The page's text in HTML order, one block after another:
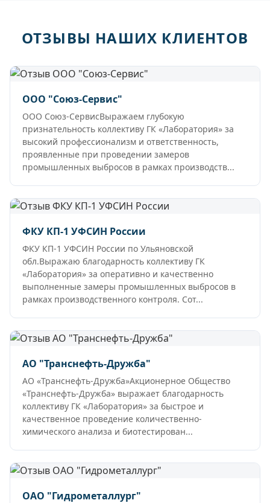
ОТЗЫВЫ НАШИХ КЛИЕНТОВ
ООО "Союз-Сервис"
ООО Союз-СервисВыражаем глубокую
признательность коллективу ГК «Лаборатория» за
высокий профессионализм и ответственность,
проявленные при проведении замеров
промышленных выбросов в рамках производств...
ФКУ КП-1 УФСИН России
ФКУ КП-1 УФСИН России по Ульяновской
обл.Выражаю благодарность коллективу ГК
«Лаборатория» за оперативно и качественно
выполненные замеры промышленных выбросов в
рамках производственного контроля. Сот...
АО "Транснефть-Дружба"
АО «Транснефть-Дружба»Акционерное Общество
«Транснефть-Дружба» выражает благодарность
коллективу ГК «Лаборатория» за быстрое и
качественное проведение количественно-
химического анализа и биотестирован...
ОАО "Гидрометаллург"